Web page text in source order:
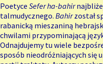
Poetyce Sefer ha-bahir
talmudycznego. Bahirzostał
rabanicką mieszaniną
chwilami przypominającą
Odnajdujemy tu wiele
sposób nieodróżniających się